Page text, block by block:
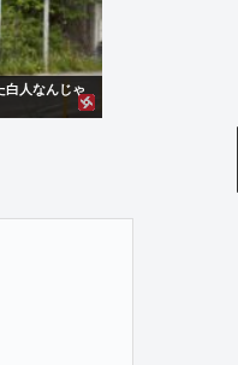
白人なんじゃ